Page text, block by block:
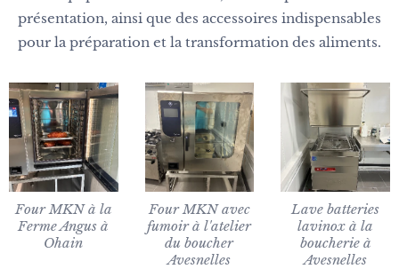
présentation, ainsi que des accessoires indispensables
pour la préparation et la transformation des aliments.
Four MKN à la
Ferme Angus à
Ohain
Four MKN avec
fumoir à l'atelier
du boucher
Avesnelles
Lave batteries
lavinox à la
boucherie à
Avesnelles